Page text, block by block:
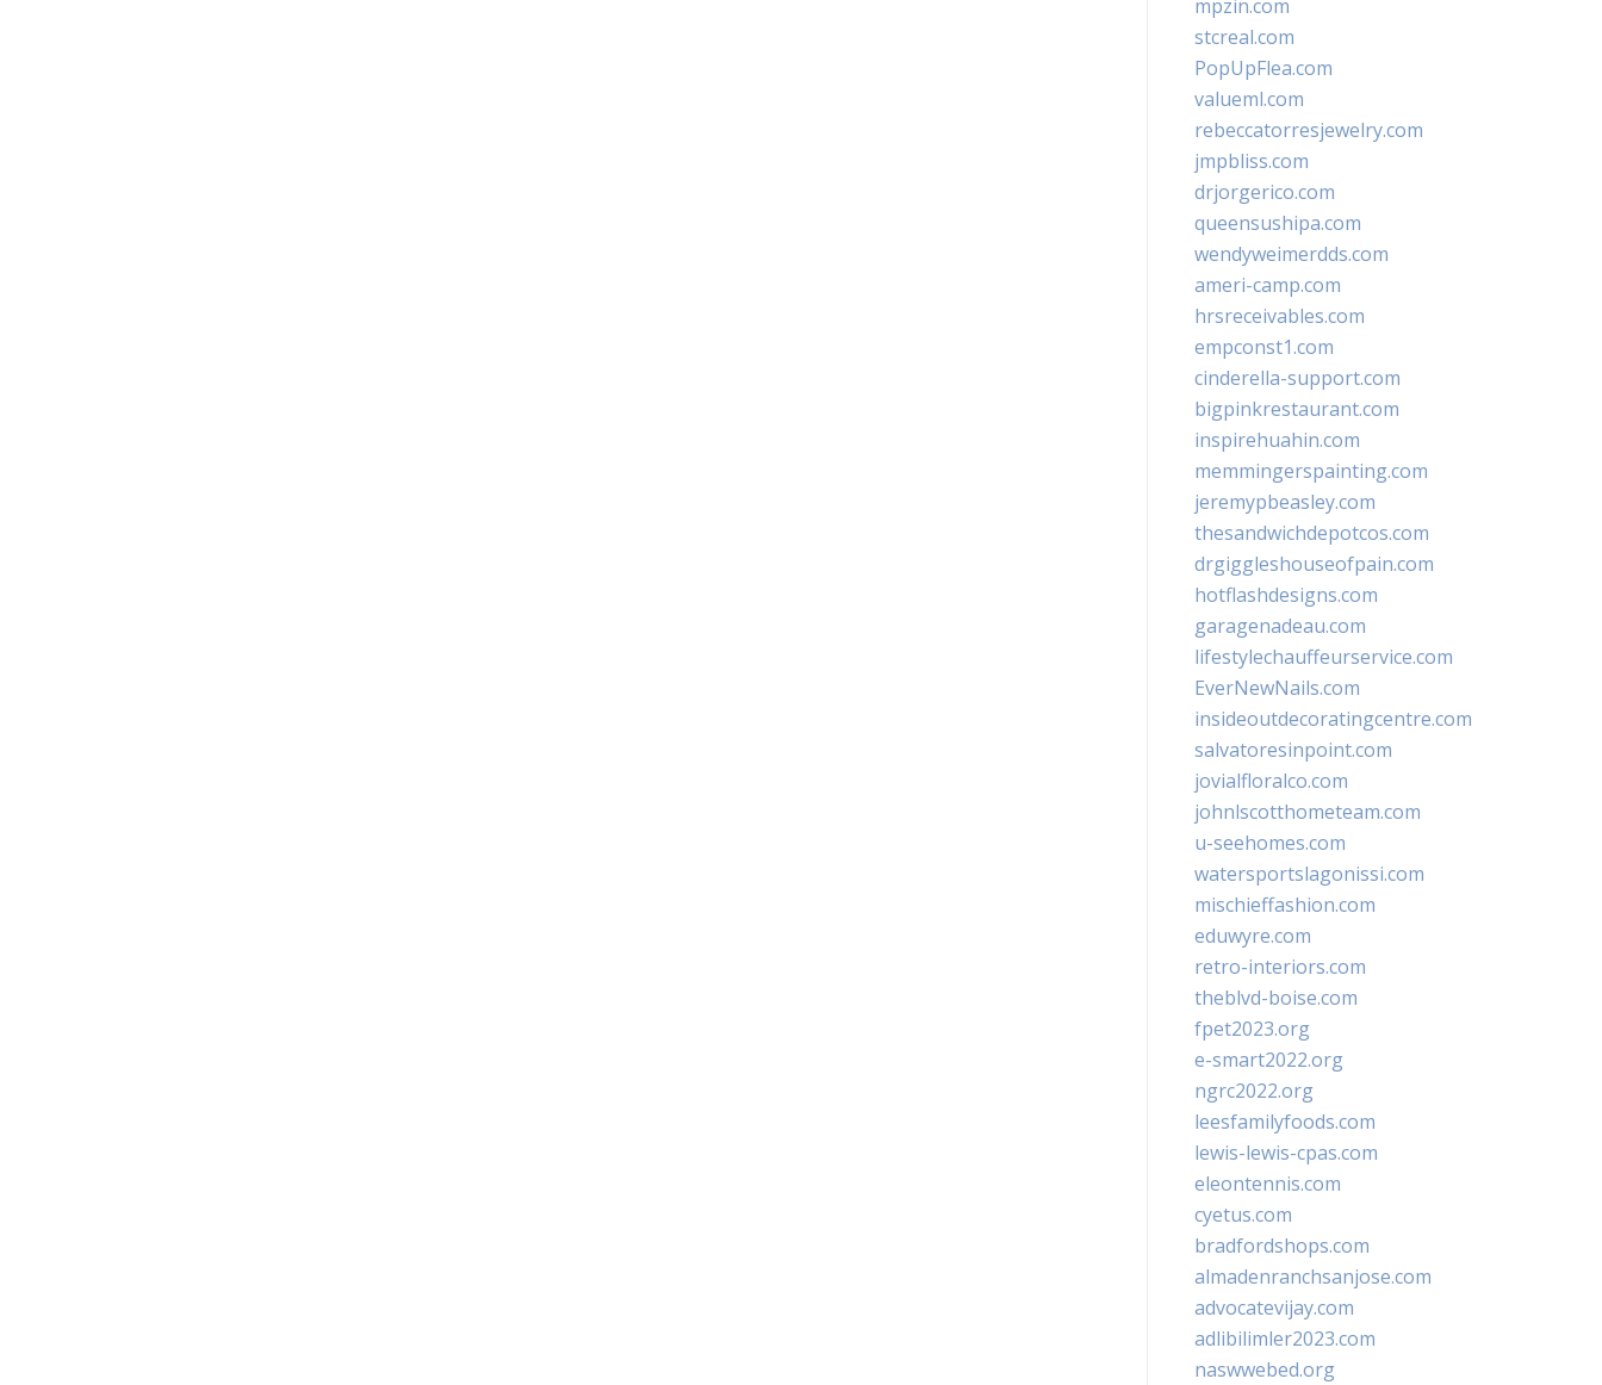
mpzin.com
stcreal.com
PopUpFlea.com
valueml.com
rebeccatorresjewelry.com
jmpbliss.com
drjorgerico.com
queensushipa.com
wendyweimerdds.com
ameri-camp.com
hrsreceivables.com
empconst1.com
cinderella-support.com
bigpinkrestaurant.com
inspirehuahin.com
memmingerspainting.com
jeremypbeasley.com
thesandwichdepotcos.com
drgiggleshouseofpain.com
hotflashdesigns.com
garagenadeau.com
lifestylechauffeurservice.com
EverNewNails.com
insideoutdecoratingcentre.com
salvatoresinpoint.com
jovialfloralco.com
johnlscotthometeam.com
u-seehomes.com
watersportslagonissi.com
mischieffashion.com
eduwyre.com
retro-interiors.com
theblvd-boise.com
fpet2023.org
e-smart2022.org
ngrc2022.org
leesfamilyfoods.com
lewis-lewis-cpas.com
eleontennis.com
cyetus.com
bradfordshops.com
almadenranchsanjose.com
advocatevijay.com
adlibilimler2023.com
naswwebed.org